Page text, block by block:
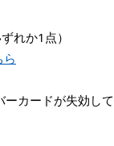
れか1点）
ら
カードが失効して